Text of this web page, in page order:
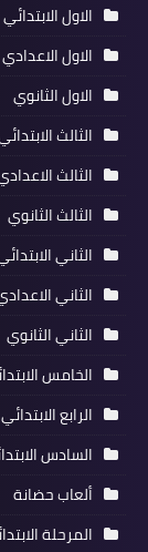
الاول الابتدائي
الاول الاعدادي
الاول الثانوي
الثالث
الثالث
الثالث الثانوي
الثاني
الثاني
الثاني الثانوي
الخامس
الرابع الابتدائي
السادس
ألعاب حضانة
المرحلة